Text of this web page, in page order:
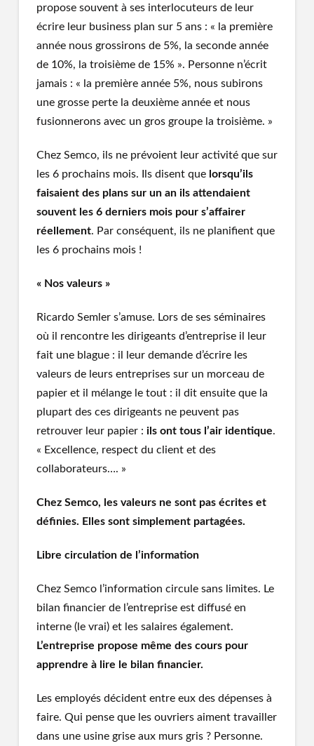
propose souvent à ses interlocuteurs de leur
écrire leur business plan sur 5 ans : « la première
année nous grossirons de 5%, la seconde année
de 10%, la troisième de 15% ». Personne n’écrit
jamais : « la première année 5%, nous subirons
une grosse perte la deuxième année et nous
fusionnerons avec un gros groupe la troisième. »
Chez Semco, ils ne prévoient leur activité que sur
les 6 prochains mois. Ils disent que lorsqu’ils
faisaient des plans sur un an ils attendaient
souvent les 6 derniers mois pour s’affairer
réellement. Par conséquent, ils ne planifient que
les 6 prochains mois !
« Nos valeurs »
Ricardo Semler s’amuse. Lors de ses séminaires
où il rencontre les dirigeants d’entreprise il leur
fait une blague : il leur demande d’écrire les
valeurs de leurs entreprises sur un morceau de
papier et il mélange le tout : il dit ensuite que la
plupart des ces dirigeants ne peuvent pas
retrouver leur papier : ils ont tous l’air identique.
« Excellence, respect du client et des
collaborateurs…. »
Chez Semco, les valeurs ne sont pas écrites et
définies. Elles sont simplement partagées.
Libre circulation de l’information
Chez Semco l’information circule sans limites. Le
bilan financier de l’entreprise est diffusé en
interne (le vrai) et les salaires également.
L’entreprise propose même des cours pour
apprendre à lire le bilan financier.
Les employés décident entre eux des dépenses à
faire. Qui pense que les ouvriers aiment travailler
dans une usine grise aux murs gris ? Personne.